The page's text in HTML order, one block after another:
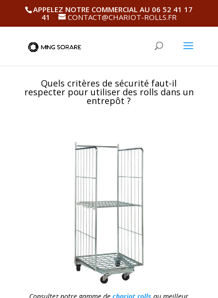
APPELEZ NOTRE COMMERCIAL AU 06 52 41 17
41
CONTACT@CHARIOT-ROLLS.FR
Quels critères de sécurité faut-il
respecter pour utiliser des rolls dans un
entrepôt ?